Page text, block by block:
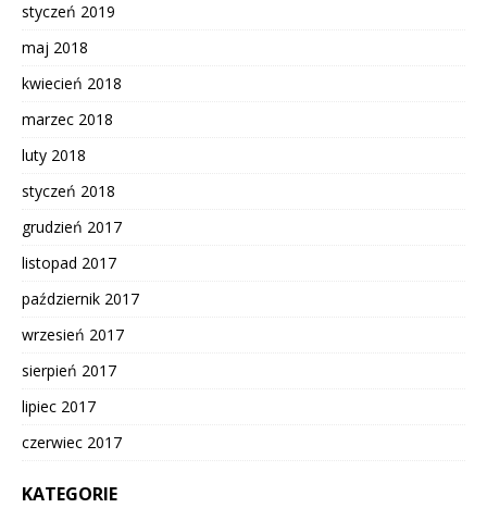
styczeń 2019
maj 2018
kwiecień 2018
marzec 2018
luty 2018
styczeń 2018
grudzień 2017
listopad 2017
październik 2017
wrzesień 2017
sierpień 2017
lipiec 2017
czerwiec 2017
KATEGORIE